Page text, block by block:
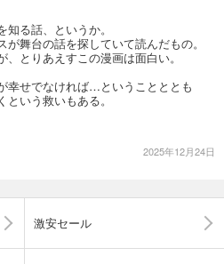
る話、というか。
舞台の話を探していて読んだもの。
とりあえすこの漫画は面白い。
幸せでなければ…ということととも
いう救いもある。
2025年12月24日
激安セール